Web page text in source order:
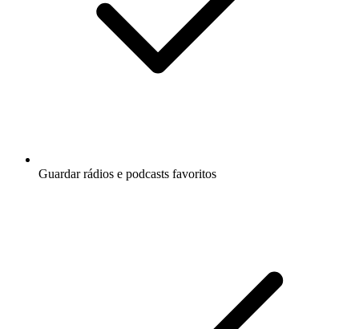
Guardar rádios e podcasts favoritos